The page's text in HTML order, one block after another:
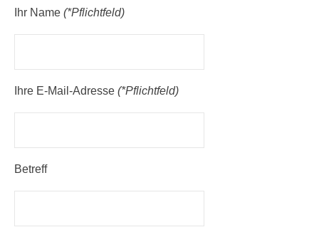
Ihr Name (*Pflichtfeld)
Ihre E-Mail-Adresse (*Pflichtfeld)
Betreff